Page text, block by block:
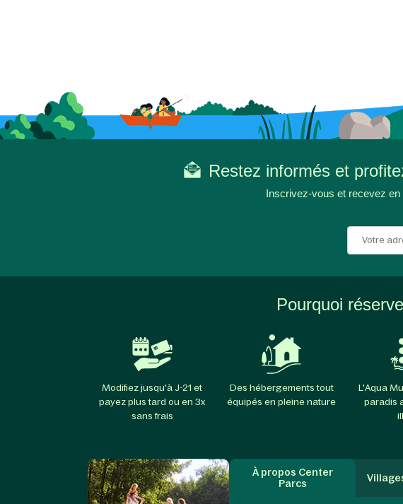
Restez informés et
Inscrivez-vous et recevez
Pourquoi
Modifiez jusqu'à J-21 et
payez plus tard ou en 3x
sans frais
Des hébergements tout
équipés en pleine nature
L'Aqua
paradis
À propos Center
Parcs